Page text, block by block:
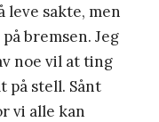
leve sakte, men
bremsen. Jeg
noe vil at ting
på stell. Sånt
vi alle kan